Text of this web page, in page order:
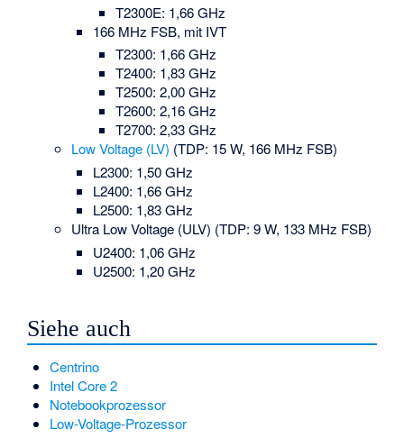
T2300E: 1,66 GHz
166 MHz FSB, mit IVT
T2300: 1,66 GHz
T2400: 1,83 GHz
T2500: 2,00 GHz
T2600: 2,16 GHz
T2700: 2,33 GHz
Low Voltage (LV) (TDP: 15 W, 166 MHz FSB)
L2300: 1,50 GHz
L2400: 1,66 GHz
L2500: 1,83 GHz
Ultra Low Voltage (ULV) (TDP: 9 W, 133 MHz FSB)
U2400: 1,06 GHz
U2500: 1,20 GHz
Siehe auch
Centrino
Intel Core 2
Notebookprozessor
Low-Voltage-Prozessor